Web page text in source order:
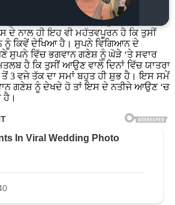
ਹੈ-
ਕਿੰਨਾ ਲਾਭਦਾਇਕ ਹੈ, ਸੁਪਨੇ ਦਾ ਸਮਾਂ
ਨਾਲ ਹੀ ਇਹ ਵੀ ਮਹੱਤਵਪੂਰਨ ਹੈ ਕਿ ਤੁਸੀਂ
ਨੂੰ ਕਿਵੇਂ ਦੇਖਿਆ ਹੈ। ਸੁਪਨੇ ਵਿਗਿਆਨ ਦੇ
ਸੁਪਨੇ ਵਿੱਚ ਭਗਵਾਨ ਗਣੇਸ਼ ਨੂੰ ਘੋੜੇ ‘ਤੇ ਸਵਾਰ
ਹੈ ਕਿ ਤੁਸੀਂ ਆਉਣ ਵਾਲੇ ਦਿਨਾਂ ਵਿੱਚ ਯਾਤਰਾ
3 ਵਜੇ ਤੱਕ ਦਾ ਸਮਾਂ ਬਹੁਤ ਹੀ ਸ਼ੁਭ ਹੈ। ਇਸ ਸਮੇਂ
ਗਣੇਸ਼ ਨੂੰ ਦੇਖਦੇ ਹੋ ਤਾਂ ਇਸ ਦੇ ਨਤੀਜੇ ਆਉਣ ‘ਚ
ਹੈ।